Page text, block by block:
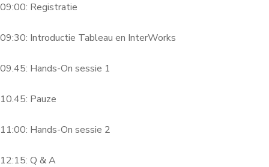
09:00: Registratie
09:30: Introductie Tableau en InterWorks
09.45: Hands-On sessie 1
10.45: Pauze
11:00: Hands-On sessie 2
12:15: Q & A